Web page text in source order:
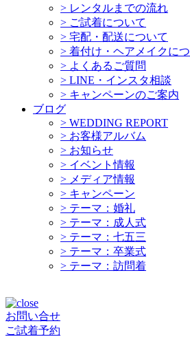
> レンタルまでの流れ
> ご試着について
> 宅配・配送について
> 着付け・ヘアメイクに
> よくあるご質問
> LINE・インスタ相談
> キャンペーンのご案内
ブログ
> WEDDING REPORT
> お客様アルバム
> お知らせ
> イベント情報
> メディア情報
> キャンペーン
> テーマ：婚礼
> テーマ：成人式
> テーマ：七五三
> テーマ：卒業式
> テーマ：訪問着
お問い合せ
ご試着予約